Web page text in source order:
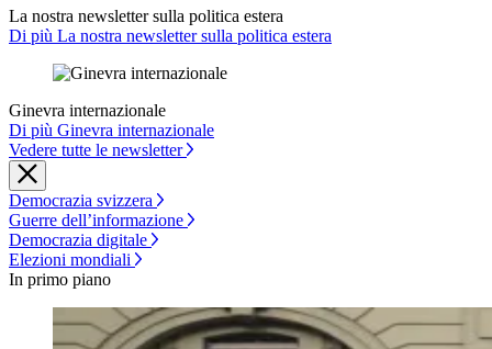
La nostra newsletter sulla politica estera
Di più La nostra newsletter sulla politica estera
Ginevra internazionale
Di più Ginevra internazionale
Vedere tutte le newsletter
Democrazia svizzera
Guerre dell’informazione
Democrazia digitale
Elezioni mondiali
In primo piano